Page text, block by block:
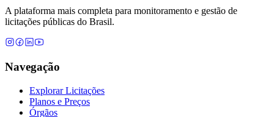
A plataforma mais completa para monitoramento e gestão de
licitações públicas do Brasil.
Navegação
Explorar Licitações
Planos e Preços
Órgãos